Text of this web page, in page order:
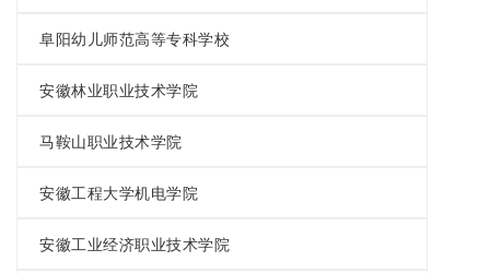
阜阳幼儿师范高等专科学校
安徽林业职业技术学院
马鞍山职业技术学院
安徽工程大学机电学院
安徽工业经济职业技术学院